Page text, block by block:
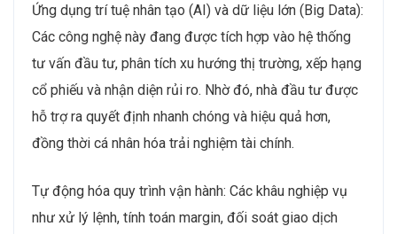
Ứng dụng trí tuệ nhân tạo (AI) và dữ liệu lớn (Big Data):
Các công nghệ này đang được tích hợp vào hệ thống
tư vấn đầu tư, phân tích xu hướng thị trường, xếp hạng
cổ phiếu và nhận diện rủi ro. Nhờ đó, nhà đầu tư được
hỗ trợ ra quyết định nhanh chóng và hiệu quả hơn,
đồng thời cá nhân hóa trải nghiệm tài chính.
Tự động hóa quy trình vận hành: Các khâu nghiệp vụ
như xử lý lệnh, tính toán margin, đối soát giao dịch